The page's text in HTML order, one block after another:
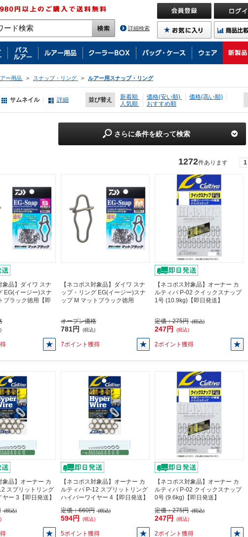
詳細検索
ー用品 > スナップ・リング > ルアー用スナップ・リング
サムネイル 詳細 並び替え 新着順 価格(安い順)
価格(高い順)
人気順
おすすめ順
さらに条件を絞って検索
1272件あります 1
象品】ダイワ スナ
EG(イージー)スナ
ブラック徳用【即
【ネコポス対象品】ダイワ スナ
ップ・リング EG(イージー)スナ
ップ M マットブラック徳用
オープン価格
781円 (税込)
7ポイント獲得
【ネコポス対象品】オーナー カ
ルティバ P-02 クイックスナップ
1号 (10.9kg)【即日発送】
定価：275円 (税込)
247円 (税込)
2ポイント獲得
象品】オーナー カ
スプリットリング
ー 3【即日発送】
(税込)
【ネコポス対象品】オーナー カ
ルティバ P-12 スプリットリング
ハイパーワイヤー 4【即日発送】
定価：660円 (税込)
594円 (税込)
5ポイント獲得
【ネコポス対象品】オーナー カ
ルティバ P-02 クイックスナップ
0号 (9.6kg)【即日発送】
定価：275円 (税込)
247円 (税込)
2ポイント獲得